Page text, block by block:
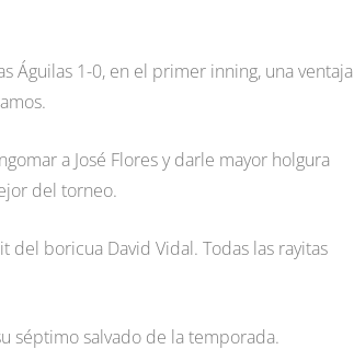
Águilas 1-0, en el primer inning, una ventaja
a José Flores y darle mayor holgura
del torneo.
boricua David Vidal. Todas las rayitas
séptimo salvado de la temporada.